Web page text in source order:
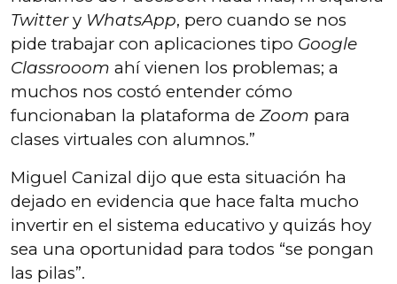
Twittery WhatsApp, pero cuando se nos
pide trabajar con aplicaciones tipo Google
Classrooom ahí vienen los problemas; a
muchos nos costó entender cómo
funcionaban la plataforma de Zoom para
clases virtuales con alumnos.”
Miguel Canizal dijo que esta situación ha
dejado en evidencia que hace falta mucho
invertir en el sistema educativo y quizás hoy
sea una oportunidad para todos “se pongan
las pilas”.